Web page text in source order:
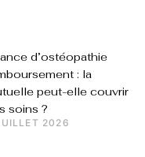
d’ostéopathie
: la
peut-elle couvrir
soins ?
2026